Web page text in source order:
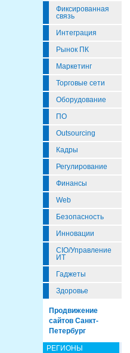
Фиксированная
связь
Интеграция
Рынок ПК
Маркетинг
Торговые сети
Оборудование
ПО
Outsourcing
Кадры
Регулирование
Финансы
Web
Безопасность
Инновации
CIO/Управление
ИТ
Гаджеты
Здоровье
Продвижение
сайтов Санкт-
Петербург
РЕГИОНЫ